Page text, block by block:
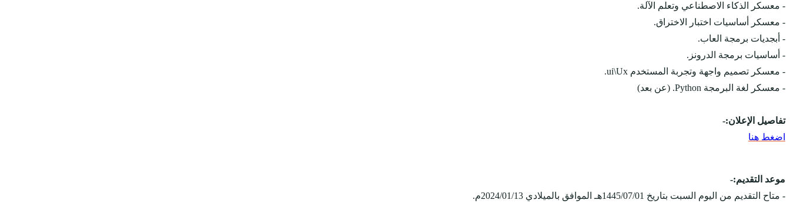
- معسكر الذكاء الاصطناعي وتعلم الآلة.
- معسكر أساسيات اختبار الاختراق.
- أبجديات برمجة العاب.
- أساسيات برمجة الدرونز.
- معسكر تصميم واجهة وتجربة المستخدم ui\Ux.
- معسكر لغة البرمجة Python. (عن بعد)
تفاصيل الإعلان:-
اضغط هنا
موعد التقديم:-
- متاح التقديم من اليوم السبت بتاريخ 1445/07/01هـ الموافق بالميلادي 2024/01/13م.